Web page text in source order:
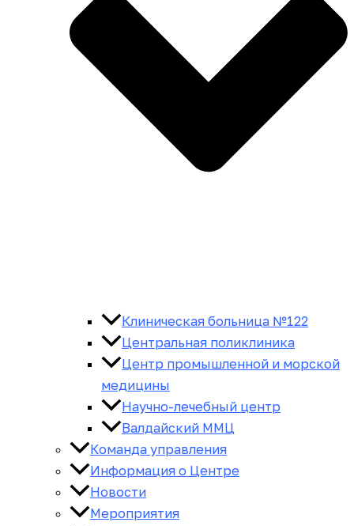
Клиническая больница №122
Центральная поликлиника
Центр промышленной и морской
медицины
Научно-лечебный центр
Валдайский ММЦ
Команда управления
Информация о Центре
Новости
Мероприятия